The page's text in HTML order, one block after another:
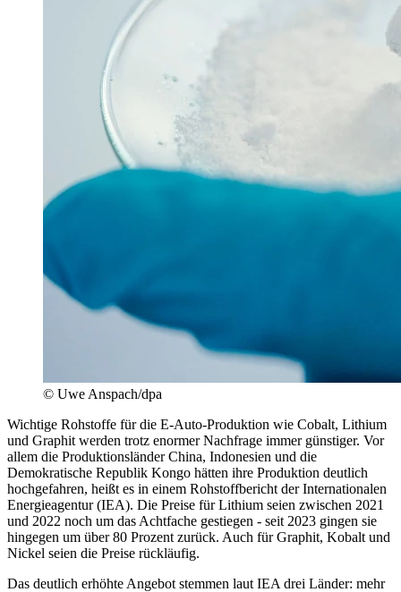
© Uwe Anspach/dpa
Wichtige Rohstoffe für die E-Auto-Produktion wie Cobalt, Lithium
und Graphit werden trotz enormer Nachfrage immer günstiger. Vor
allem die Produktionsländer China, Indonesien und die
Demokratische Republik Kongo hätten ihre Produktion deutlich
hochgefahren, heißt es in einem Rohstoffbericht der Internationalen
Energieagentur (IEA). Die Preise für Lithium seien zwischen 2021
und 2022 noch um das Achtfache gestiegen - seit 2023 gingen sie
hingegen um über 80 Prozent zurück. Auch für Graphit, Kobalt und
Nickel seien die Preise rückläufig.
Das deutlich erhöhte Angebot stemmen laut IEA drei Länder: mehr